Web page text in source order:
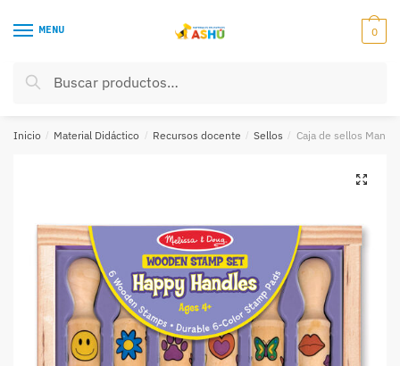
MENU
Buscar
Buscar
0
Inicio / Material Didáctico / Recursos docente / Sellos / Caja de sellos